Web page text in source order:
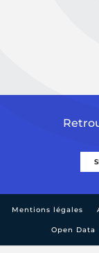
Mentions légales
Open Data